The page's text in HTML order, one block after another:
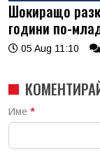
Шокиращо
години по-
05 Aug 11:10
Име *